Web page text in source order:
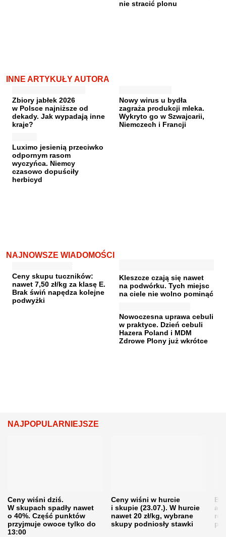
nie stracić plonu
INNE ARTYKUŁY AUTORA
Zbiory jabłek 2026
w Polsce najniższe od
dekady. Jak wypadają inne
kraje?
Nowy wirus u bydła
zagraża produkcji mleka.
Wykryto go w Szwajcarii,
Niemczech i Francji
Luximo jesienią przeciwko
odpornym rasom
wyczyńca. Niemcy
czasowo dopuściły
herbicyd
NAJNOWSZE WIADOMOŚCI
Ceny skupu tuczników:
nawet 7,50 zł/kg za klasę E.
Brak świń napędza kolejne
podwyżki
Kleszcze czają się nawet
na podwórku. Tych miejsc
na ciele nie wolno pominąć
Nowoczesna uprawa cebuli
w praktyce. Dzień cebuli
Hazera Poland i MDM
Zdrowe Plony już wkrótce
NAJPOPULARNIEJSZE
Ceny wiśni dziś.
W skupach spadły nawet
o 40%. Część punktów
przyjmuje owoce tylko do
13:00
Ceny wiśni w hurcie
i skupie (23.07.). W hurcie
nawet 20 zł/kg, wybrane
skupy podniosły stawki